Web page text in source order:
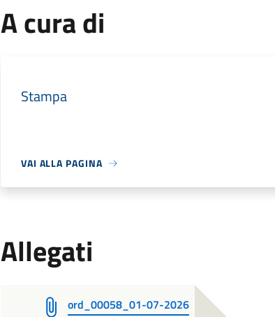
A cura di
Stampa
VAI ALLA PAGINA
Allegati
ord_00058_01-07-2026